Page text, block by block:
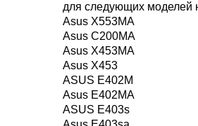
для следующих моделей
Asus X553MA
Asus C200MA
Asus X453MA
Asus X453
ASUS E402M
Asus E402MA
ASUS E403s